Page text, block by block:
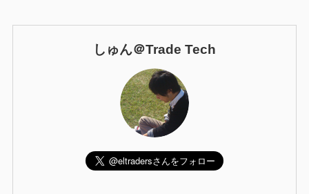
しゅん＠Trade Tech